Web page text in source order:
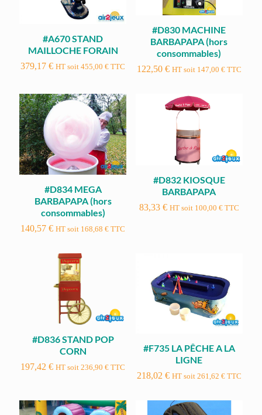
#A670 STAND
MAILLOCHE FORAIN
379,17€ HT soit455,00€ TTC
#D830 MACHINE
BARBAPAPA (hors
consommables)
122,50 € HT soit 147,00 €TTC
#D834 MEGA
BARBAPAPA (hors
consommables)
140,57€ HT soit 168,68€ TTC
#D832 KIOSQUE
BARBAPAPA
83,33 € HT soit 100,00 €TTC
#D836 STAND POP
CORN
197,42€ HT soit236,90€ TTC
#F735 LA PÊCHE A LA
LIGNE
218,02 € HT soit 261,62 €TTC